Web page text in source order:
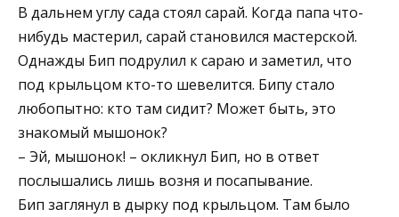
В дальнем углу сада стоял сарай. Когда папа что-
нибудь мастерил, сарай становился мастерской.
Однажды Бип подрулил к сараю и заметил, что
под крыльцом кто-то шевелится. Бипу стало
любопытно: кто там сидит? Может быть, это
знакомый мышонок?
– Эй, мышонок! – окликнул Бип, но в ответ
послышались лишь возня и посапывание.
Бип заглянул в дырку под крыльцом. Там было